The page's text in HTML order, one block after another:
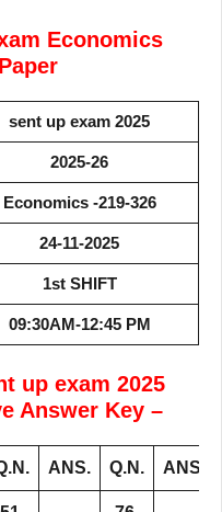
Economics
sent up exam 2025
2025-26
Economics -219-326
24-11-2025
1st SHIFT
09:30AM-12:45 PM
up exam 2025
Answer Key –
ANS. Q.N. ANS.